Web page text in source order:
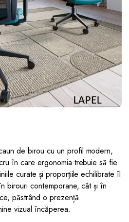
de birou cu un profil modern,
în care ergonomia trebuie să fie
curate și proporțiile echilibrate îl
birouri contemporane, cât și în
păstrând o prezență
vizual încăperea.